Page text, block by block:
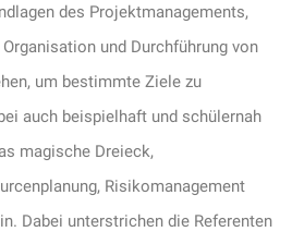
des Projektmanagements,
und Durchführung von
um bestimmte Ziele zu
auch beispielhaft und schülernah
magische Dreieck,
Risikomanagement
Dabei unterstrichen die Referenten